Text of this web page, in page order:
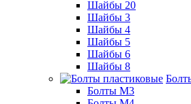
Шайбы 20
Шайбы 3
Шайбы 4
Шайбы 5
Шайбы 6
Шайбы 8
Болты М3